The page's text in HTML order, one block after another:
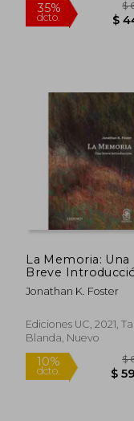
45%
dcto. $
La Memoria: Una
Breve
Jonathan K. Foster
Ediciones UC, 2021,
Blanda, Nuevo